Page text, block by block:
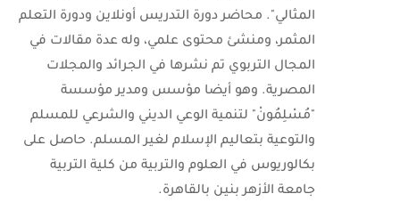
المثالي". محاضر دورة التدريس أونلاين ودورة التعلم
المثمر، ومنشئ محتوى علمي، وله عدة مقالات في
المجال التربوي تم نشرها في الجرائد والمجلات
المصرية. وهو أيضا مؤسس ومدير مؤسسة
"مُسْلِمُونْ" لتنمية الوعي الديني والشرعي للمسلم
والتوعية بتعاليم الإسلام لغير المسلم. حاصل على
بكالوريوس في العلوم والتربية من كلية التربية
جامعة الأزهر بنين بالقاهرة.